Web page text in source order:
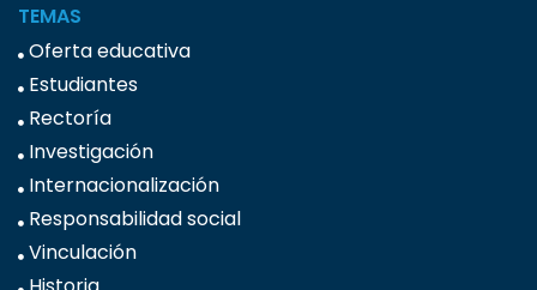
TEMAS
Oferta educativa
Estudiantes
Rectoría
Investigación
Internacionalización
Responsabilidad social
Vinculación